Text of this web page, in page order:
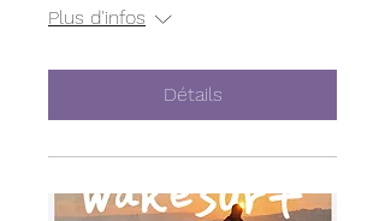
Plus d'infos
Détails